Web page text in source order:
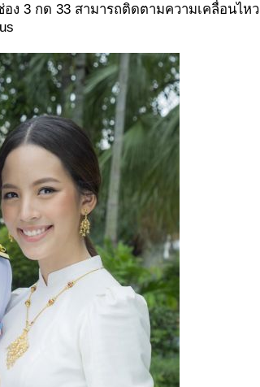
ง 3 กด 33 สามารถติดตามความเคลื่อนไหว